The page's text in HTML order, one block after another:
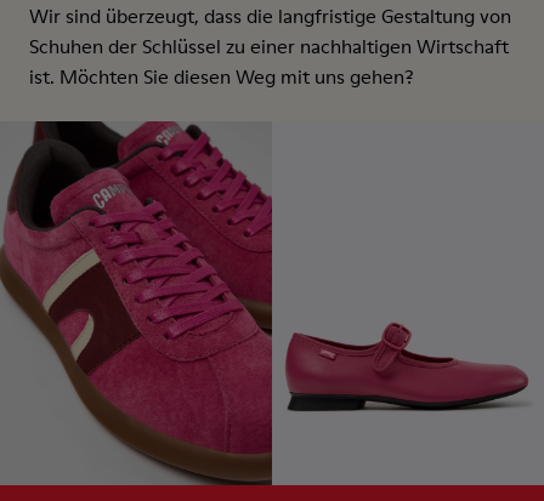
Wir sind überzeugt, dass die langfristige Gestaltung von
Schuhen der Schlüssel zu einer nachhaltigen Wirtschaft
ist. Möchten Sie diesen Weg mit uns gehen?